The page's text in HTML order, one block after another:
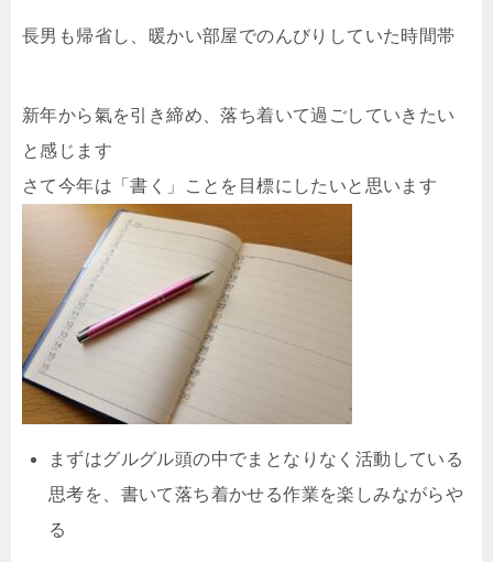
長男も帰省し、暖かい部屋でのんびりしていた時間帯
新年から氣を引き締め、落ち着いて過ごしていきたい
と感じます
さて今年は「書く」ことを目標にしたいと思います
まずはグルグル頭の中でまとなりなく活動している
思考を、書いて落ち着かせる作業を楽しみながらや
る